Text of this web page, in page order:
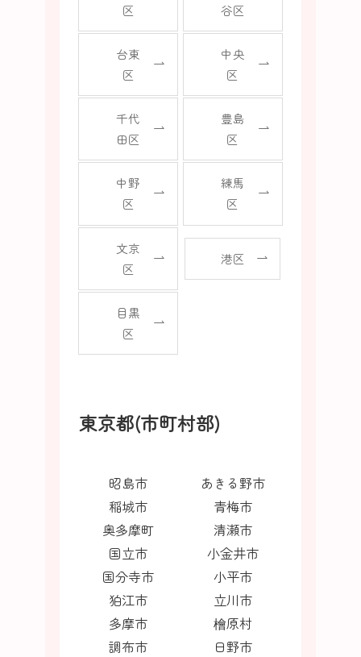
区
谷区
台東
区
中央
区
千代
田区
豊島
区
中野
区
練馬
区
文京
区
港区
目黒
区
東京都(市町村部)
昭島市
あきる野市
稲城市
青梅市
奥多摩町
清瀬市
国立市
小金井市
国分寺市
小平市
狛江市
立川市
多摩市
檜原村
調布市
日野市